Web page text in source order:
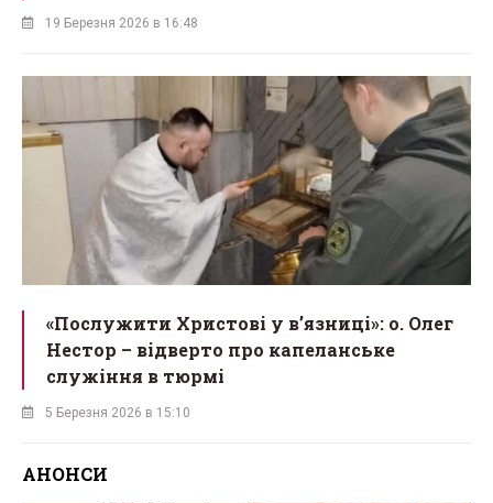
19 Березня 2026 в 16:48
«Послужити Христові у вʼязниці»: о. Олег
Нестор – відверто про капеланське
служіння в тюрмі
5 Березня 2026 в 15:10
АНОНСИ